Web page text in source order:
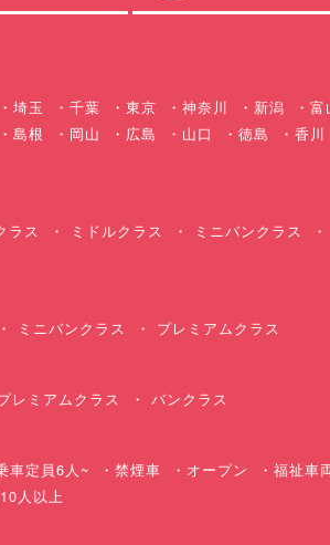
埼玉 千葉 東京 神奈川 新潟 富
島根 岡山 広島 山口 徳島 香川
ラス ミドルクラス ミニバンクラス
ミニバンクラス プレミアムクラス
レミアムクラス バンクラス
車定員6人~ 禁煙車 オープン 福祉車
人以上